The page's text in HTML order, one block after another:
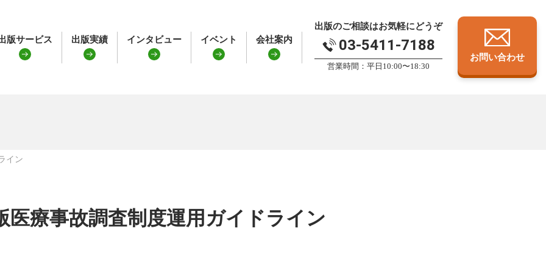
版サービス 出版実績 インタビュー イベント 会社案内
出版のご相談はお気軽にどうぞ
03-5411-7188
営業時間：平日10:00〜18:30
お問い合わせ
イン
医療事故調査制度運用ガイドライン